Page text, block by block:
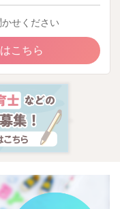
ございました。
かったら、申し訳あ
1人の意見として読み
ゃんにとっても、幸
ます。
せください
こちら